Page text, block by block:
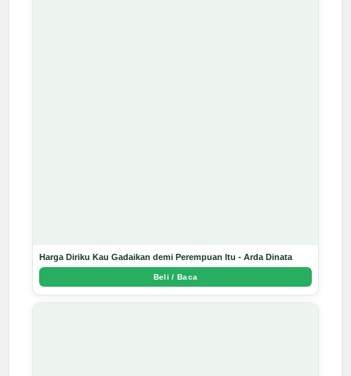
Harga Diriku Kau Gadaikan demi Perempuan Itu - Arda Dinata
Beli / Baca